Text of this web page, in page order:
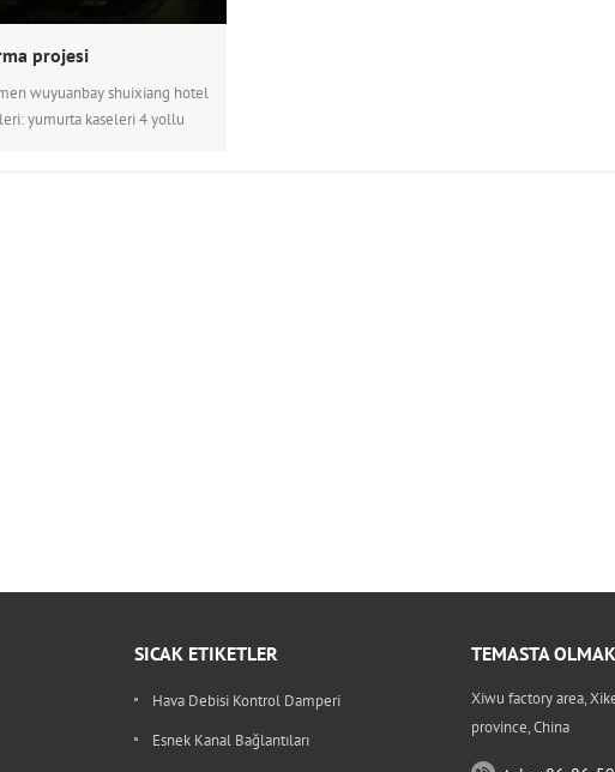
projesi
wuyuanbay shuixiang hotel
yumurta kaseleri 4 yollu
SICAK ETIKETLER
Hava Debisi Kontrol Damperi
Esnek Kanal Bağlantıları
TEMASTA OLMAK
Xiwu factory area,
province, China